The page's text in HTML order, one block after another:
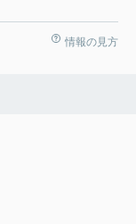
情報の見方